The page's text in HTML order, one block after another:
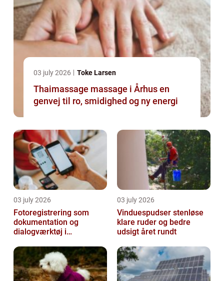
03 july 2026 Toke Larsen
Thaimassage massage i Århus en
genvej til ro, smidighed og ny energi
03 july 2026
Fotoregistrering som
dokumentation og
dialogværktøj i
03 july 2026
Vinduespudser stenløse
klare ruder og bedre
udsigt året rundt